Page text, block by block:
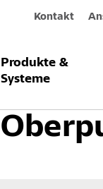
Kontakt
Produkte &
Systeme
Produkte & Systeme